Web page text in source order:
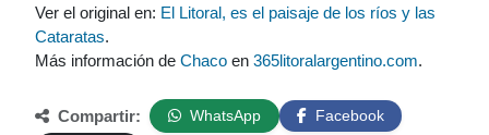
Ver el original en: El Litoral, es el paisaje de los ríos y las
Cataratas.
Más información de Chaco en 365litoralargentino.com.
Compartir: WhatsApp Facebook